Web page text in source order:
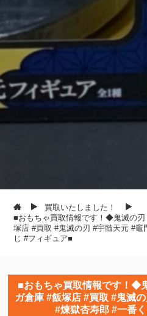
買取いたしました！
■おもちゃ買取情報です！◆鬼滅の
塚店 #買取 #鬼滅の刃 #宇髄天元 #竈
じ #フィギュア■
■おもちゃ買取情報です！◆
ガ倉庫 #飯塚店 #買取 #鬼滅
#煉獄杏寿郎 #一番